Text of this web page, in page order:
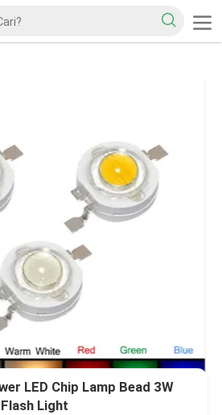
LED Chip Lamp Bead 3W
Light